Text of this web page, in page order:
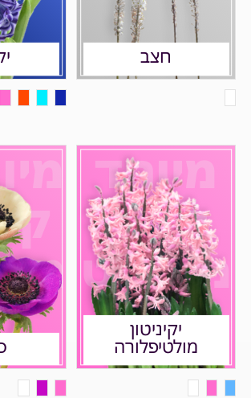
חצב
מיוחד
ריחני
מהפנט
יקיניטון
מולטיפלורה